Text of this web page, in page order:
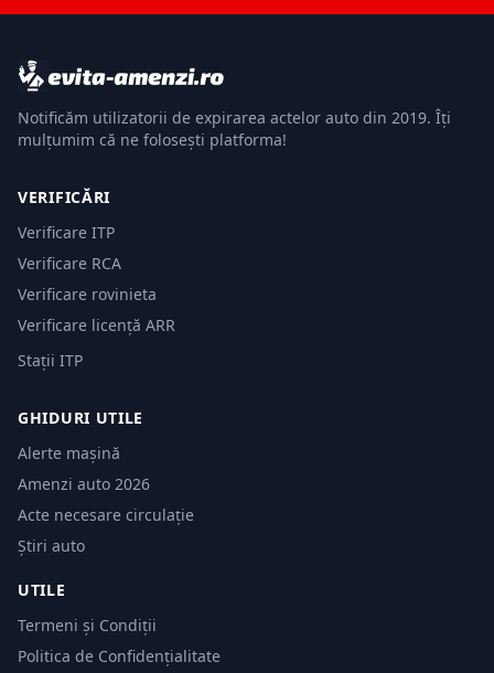
Notificăm utilizatorii de expirarea actelor auto din 2019. Îți
mulțumim că ne folosești platforma!
VERIFICĂRI
Verificare ITP
Verificare RCA
Verificare rovinieta
Verificare licență ARR
Stații ITP
GHIDURI UTILE
Alerte mașină
Amenzi auto 2026
Acte necesare circulație
Știri auto
UTILE
Termeni și Condiții
Politica de Confidențialitate